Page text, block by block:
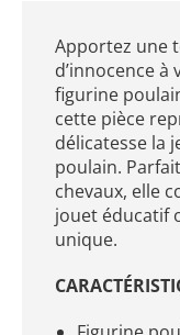
Apportez une
d’innocence
figurine
cette pièce
délicatesse la
poulain.
chevaux, elle
jouet éducatif
unique.